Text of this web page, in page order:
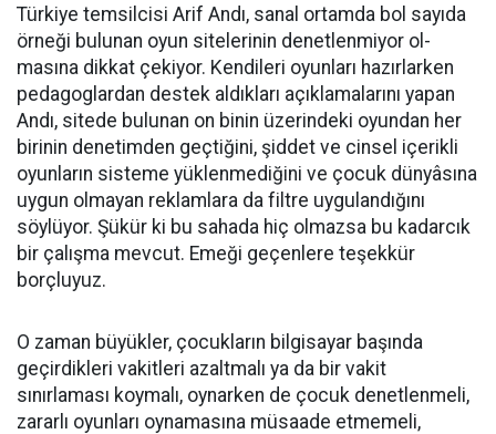
Türkiye temsilcisi Arif Andı, sanal ortamda bol sayıda
örneği bu­lunan oyun sitelerinin denetlenmiyor ol­
masına dikkat çekiyor. Kendileri oyunları hazırlar­ken
pedagoglardan destek aldıkları açıklamalarını yapan
Andı, sitede bulunan on binin üzerinde­ki oyundan her
birinin denetimden geçtiği­ni, şiddet ve cinsel içerikli
oyunların siste­me yüklenmediğini ve çocuk dünyâsına
uy­gun olmayan reklamlara da filtre uygulan­dığını
söylüyor. Şükür ki bu sahada hiç olmazsa bu kadarcık
bir çalışma mevcut. Emeği geçenlere teşekkür
borçluyuz.
O zaman büyükler, çocukların bilgisayar başında
geçirdikleri vakitleri azaltmalı ya da bir vakit
sınırlaması koymalı, oynarken de çocuk denetlenmeli,
zararlı oyunları oynamasına müsaade etmemeli,